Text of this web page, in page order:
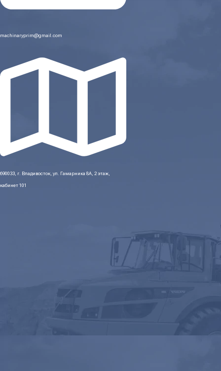
machinaryprim@gmail.com
690033, г. Владивосток, ул. Гамарника 8А, 2 этаж,
кабинет 101